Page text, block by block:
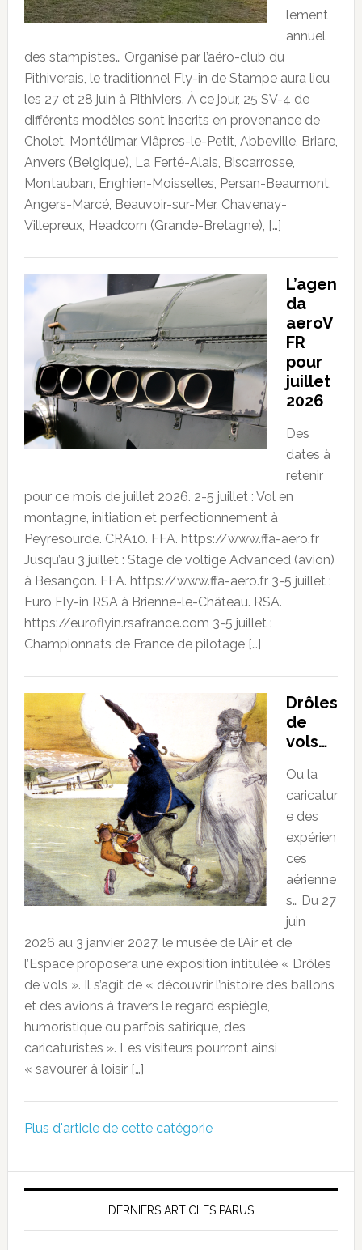
lement
annuel
des stampistes… Organisé par l’aéro-club du
Pithiverais, le traditionnel Fly-in de Stampe aura lieu
les 27 et 28 juin à Pithiviers. À ce jour, 25 SV-4 de
différents modèles sont inscrits en provenance de
Cholet, Montélimar, Viâpres-le-Petit, Abbeville, Briare,
Anvers (Belgique), La Ferté-Alais, Biscarrosse,
Montauban, Enghien-Moisselles, Persan-Beaumont,
Angers-Marcé, Beauvoir-sur-Mer, Chavenay-
Villepreux, Headcorn (Grande-Bretagne), […]
L’agen
da
aeroV
FR
pour
juillet
2026
Des
dates à
retenir
pour ce mois de juillet 2026. 2-5 juillet : Vol en
montagne, initiation et perfectionnement à
Peyresourde. CRA10. FFA. https://www.ffa-aero.fr
Jusqu’au 3 juillet : Stage de voltige Advanced (avion)
à Besançon. FFA. https://www.ffa-aero.fr 3-5 juillet :
Euro Fly-in RSA à Brienne-le-Château. RSA.
https://euroflyin.rsafrance.com 3-5 juillet :
Championnats de France de pilotage […]
Drôles
de
vols…
Ou la
caricatur
e des
expérien
ces
aérienne
s… Du 27
juin
2026 au 3 janvier 2027, le musée de l’Air et de
l’Espace proposera une exposition intitulée « Drôles
de vols ». Il s’agit de « découvrir l’histoire des ballons
et des avions à travers le regard espiègle,
humoristique ou parfois satirique, des
caricaturistes ». Les visiteurs pourront ainsi
« savourer à loisir […]
Plus d'article de cette catégorie
DERNIERS ARTICLES PARUS